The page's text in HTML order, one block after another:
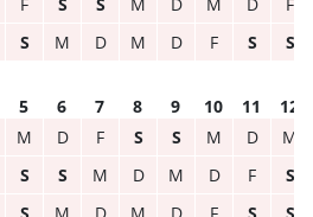
S M D M D F S S
5 6 7 8 9 10 11
12
M D F S S M D
M
S S M D M D F
S